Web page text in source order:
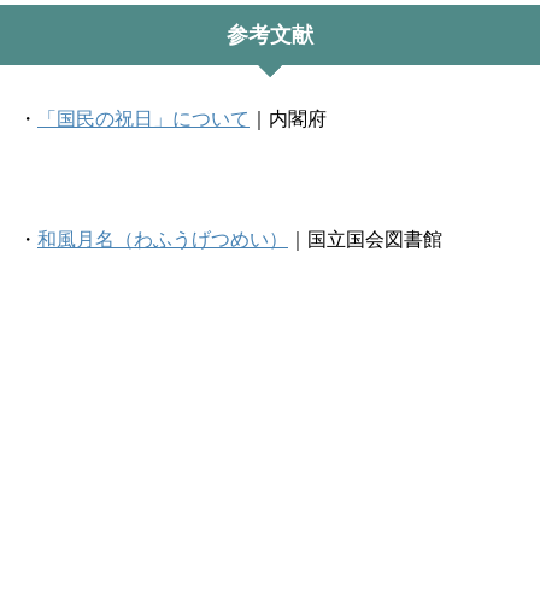
参考文献
・ 「国民の祝日」について ｜内閣府
・ 和風月名（わふうげつめい） ｜国立国会図書館